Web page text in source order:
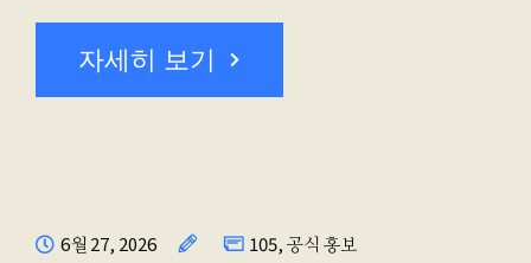
자세히 보기
6월 27, 2026 105,공식 홍보